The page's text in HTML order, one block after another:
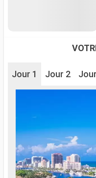
Jour 1 Jour 2